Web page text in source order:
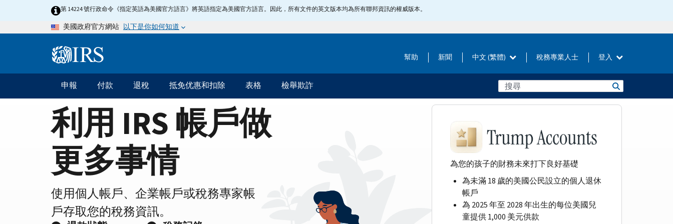
Page
第 14224 號行政命令《指定英語為美國官方語言》將英語指定為美國官方語言。因此，所有文件的英文版本均為所有聯邦資訊的權威版本。
美國政府官方網站 以下是你如何知道
Information 幫助 新聞 中文 (繁體) 稅務專業人士 登入
主
要
導
航
申報 付款 退稅 抵免优惠和扣除 表格 檢舉欺詐
利用 IRS 帳戶做
更多事情
使用個人帳戶、企業帳戶或稅務專家帳
戶存取您的稅務資訊。
為您的孩子的財務未來打下良好基礎
為未滿 18 歲的美國公民設立的個人退休
帳戶
為 2025 年至 2028 年出生的每位美國兒
童提供 1,000 美元供款